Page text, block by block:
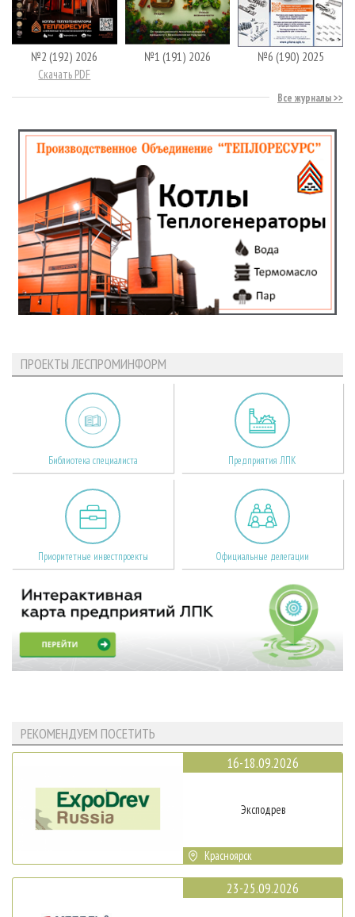
№2 (192) 2026
Скачать PDF
№1 (191) 2026 №6 (190) 2025
Все журналы
ПРОЕКТЫ ЛЕСПРОМИНФОРМ
Библиотека специалиста Предприятия ЛПК
Приоритетные инвестпроекты Официальные делегации
РЕКОМЕНДУЕМ ПОСЕТИТЬ
16-18.09.2026
Эксподрев
Красноярск
23-25.09.2026